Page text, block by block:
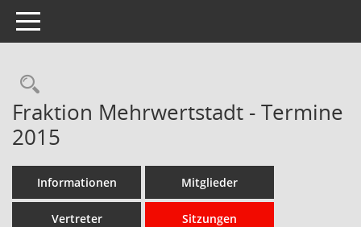
Toggle navigation
Rechercheauswahl
Fraktion Mehrwertstadt - Termine
2015
Informationen Mitglieder
Vertreter Sitzungen